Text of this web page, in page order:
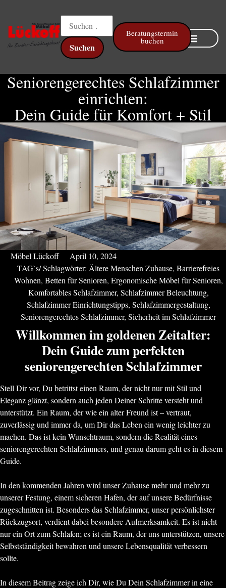
Beratungstermin
buchen
Seniorengerechtes Schlafzimmer
einrichten:
Dein Guide für Komfort + Stil
Möbel Lückoff
April 10, 2024
TAG`s/ Schlagwörter: Ältere Menschen Zuhause, Barrierefreies
Wohnen, Betten für Senioren, Ergonomische Möbel für Senioren,
Komfortables Schlafzimmer, Schlafzimmer Beleuchtung,
Schlafzimmer Einrichtungstipps, Schlafzimmergestaltung,
Seniorengerechtes Schlafzimmer, Sicherheit im Schlafzimmer
Willkommen im goldenen Zeitalter:
Dein Guide zum perfekten
seniorengerechten Schlafzimmer
Stell Dir vor, Du betrittst einen Raum, der nicht nur mit Stil und
Eleganz glänzt, sondern auch jeden Deiner Schritte versteht und
unterstützt. Ein Raum, der wie ein alter Freund ist – vertraut,
zuverlässig und immer da, um Dir das Leben ein wenig leichter zu
machen. Das ist kein Wunschtraum, sondern die Realität eines
seniorengerechten Schlafzimmers, und genau darum geht es in diesem
Guide.
In den kommenden Jahren wird unser Zuhause mehr und mehr zu
unserer Festung, einem sicheren Hafen, der auf unsere Bedürfnisse
zugeschnitten ist. Besonders das Schlafzimmer, unser persönlichster
Rückzugsort, verdient dabei besondere Aufmerksamkeit. Es ist nicht
nur ein Ort zum Schlafen; es ist ein Raum, der uns unterstützen, unsere
Selbstständigkeit bewahren und unsere Lebensqualität verbessern
sollte.
In diesem Beitrag zeige ich Dir, wie Du Dein Schlafzimmer in eine